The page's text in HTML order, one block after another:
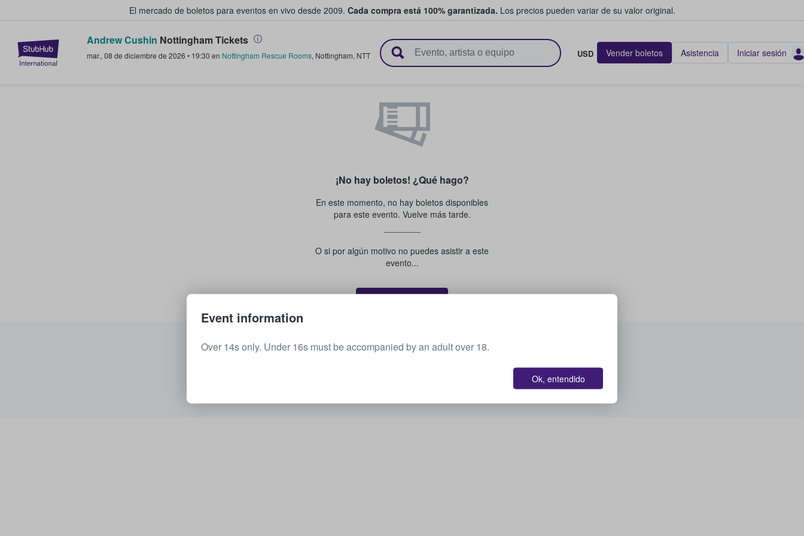
El mercado de boletos para eventos en vivo desde 2009. Cada compra está 100% garantizada. Los precios pueden variar de su valor original.
StubHub: donde los fans compran y venden boletos
Andrew Cushin Nottingham Tickets
mar., 08 de diciembre de 2026 • 19:30 en Nottingham Rescue Rooms, Nottingham, NTT USD Vender boletos Asistencia Iniciar sesión
¡No hay boletos! ¿Qué hago?
En este momento, no hay boletos disponibles
para este evento. Vuelve más tarde.
O si por algún motivo no puedes asistir a este
evento...
Consulta todos los próximos eventos
Event information
Over 14s only. Under 16s must be accompanied by an adult over 18.
Ok, entendido